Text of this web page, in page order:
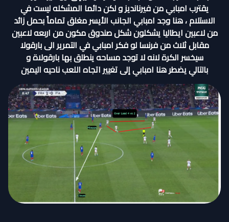
يقترب امبابي من فيرنانديز و لكن دائما المشكله ليست في
الاستلام ، هنا وجد امبابي الجانب الأيسر مغلق تماماً بحمل زائد
من لاعبين ايطاليا يشكلون شكل صندوق مكون من اربعه لاعبين
مقابل ثلاث من فرنسا لو فكر امبابي في التمرير الى بارقولا
سيخسر الكرة لانه لا توجد مساحه ينطلق بها بارقولاة و
بالتالي يضطر هنا امبابي إلى تغيير اتجاه اللعب ناحيه اليمين